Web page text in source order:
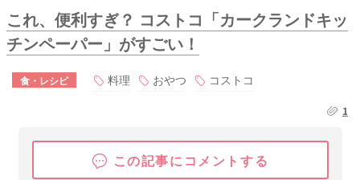
これ、便利すぎ？ コストコ「カークランドキッ
チンペーパー」がすごい！
食・レシピ 料理 おやつ コストコ
1
この記事にコメントする